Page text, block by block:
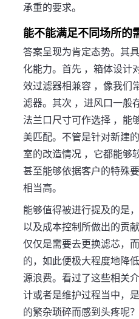
承重的要求。
能不能满足不同场所的
答案呈现为肯定态势。其
化能力。首先 ，箱体设计
效过滤器相兼容 ，像我们
滤器。其次 ，进风口一般
法兰口尺寸可作选择 ，能
美匹配。不管是针对新建
室的改造情况 ，它都能够
甚至能够依据客户的特殊
相当高。
能够值得被进行提及的是
以及成本控制所做出的贡
仅仅是需要去更换滤芯，
的，如此便极大程度地降
源浪费。看过了这些相关
计或者是维护过程当中，
的繁杂琐碎而感到头疼呢